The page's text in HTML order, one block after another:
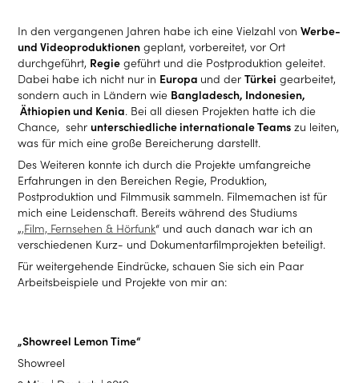
In den vergangenen Jahren habe ich eine Vielzahl vonWerbe-
und Videoproduktionen geplant, vorbereitet, vor Ort
durchgeführt, Regie geführt und die Postproduktion geleitet.
Dabei habe ich nicht nur in Europa und derTürkei gearbeitet,
sondern auch in Ländern wie Bangladesch, Indonesien,
Äthiopien und Kenia. Bei all diesen Projekten hatte ich die
Chance, sehrunterschiedliche internationale Teams zu leiten,
was für mich eine große Bereicherung darstellt.
Des Weiteren konnte ich durch die Projekte umfangreiche
Erfahrungen in den Bereichen Regie, Produktion,
Postproduktion und Filmmusik sammeln. Filmemachen ist für
mich eine Leidenschaft. Bereits während des Studiums
„,Film, Fernsehen & Hörfunk“ und auch danach war ich an
verschiedenen Kurz- und Dokumentarfilmprojekten beteiligt.
Für weitergehende Eindrücke, schauen Sie sich ein Paar
Arbeitsbeispiele und Projekte von mir an:
„Showreel Lemon Time“
Showreel